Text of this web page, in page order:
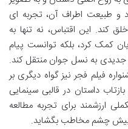
و طبیعت اطراف آن، تجربه ای
کند. این اقتباس، نه تنها به
کمک کرد، بلکه توانست پیام
جدیدی به نسل جوان منتقل کند.
فیلم فجر نیز گواه دیگری بر
داستان در قالبی سینمایی
ارزشمند برای تجربه مطالعه
پیش چشم مخاطب بگشاید.